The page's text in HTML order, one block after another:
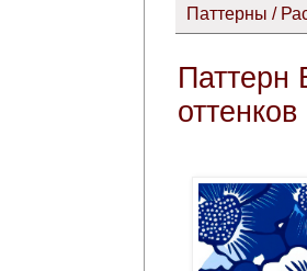
Паттерны /
Паттерн